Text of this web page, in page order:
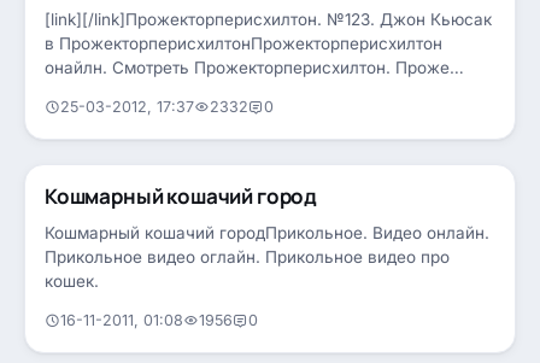
[link][/link]Прожекторперисхилтон. №123. Джон Кьюсак
в ПрожекторперисхилтонПрожекторперисхилтон
онайлн. Смотреть Прожекторперисхилтон. Проже…
25-03-2012, 17:37 2332 0
РАЗВЛЕЧЕНИЯ» ПОЗИТИВ
Кошмарный кошачий город
Кошмарный кошачий городПрикольное. Видео онлайн.
Прикольное видео оглайн. Прикольное видео про
кошек.
16-11-2011, 01:08 1956 0